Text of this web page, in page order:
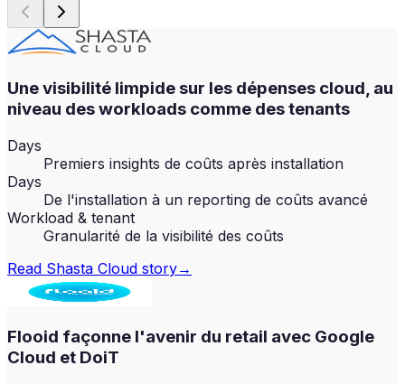
Une visibilité limpide sur les dépenses cloud, au
niveau des workloads comme des tenants
Days
Premiers insights de coûts après installation
Days
De l'installation à un reporting de coûts avancé
Workload & tenant
Granularité de la visibilité des coûts
Read Shasta Cloud story→
Flooid façonne l'avenir du retail avec Google
Cloud et DoiT